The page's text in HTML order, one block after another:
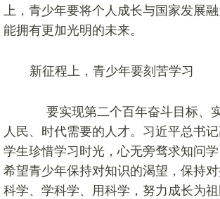
上，青少年要将个人成长与国家发展
能拥有更加光明的未来。
新征程上，青少年要刻苦学习
要实现第二个百年奋斗目标、
人民、时代需要的人才。习近平总书
学生珍惜学习时光，心无旁骛求知问
希望青少年保持对知识的渴望，保持
科学、学科学、用科学，努力成长为